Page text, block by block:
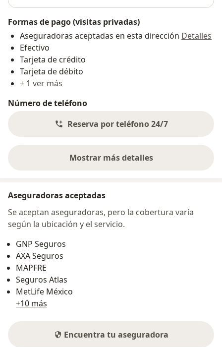
Formas de pago (visitas privadas)
Aseguradoras aceptadas en esta dirección Detalles
Efectivo
Tarjeta de crédito
Tarjeta de débito
+ 1 ver más
Número de teléfono
Reserva por teléfono 24/7
Mostrar más detalles
sobre la dirección
Aseguradoras aceptadas
Se aceptan aseguradoras, pero la cobertura varía
según la ubicación y el servicio.
GNP Seguros
AXA Seguros
MAPFRE
Seguros Atlas
MetLife México
+10 más
Encuentra tu aseguradora